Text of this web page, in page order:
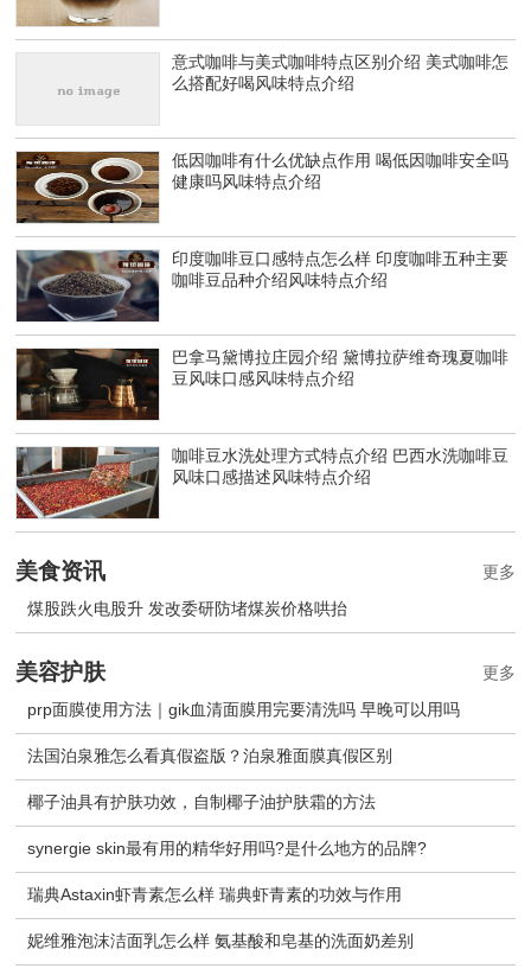
意式咖啡与美式咖啡特点区别介绍 美式咖啡怎
么搭配好喝风味特点介绍
低因咖啡有什么优缺点作用 喝低因咖啡安全吗
健康吗风味特点介绍
印度咖啡豆口感特点怎么样 印度咖啡五种主要
咖啡豆品种介绍风味特点介绍
巴拿马黛博拉庄园介绍 黛博拉萨维奇瑰夏咖啡
豆风味口感风味特点介绍
咖啡豆水洗处理方式特点介绍 巴西水洗咖啡豆
风味口感描述风味特点介绍
美食资讯
煤股跌火电股升 发改委研防堵煤炭价格哄抬
更多
美容护肤
prp面膜使用方法｜gik血清面膜用完要清洗吗 早晚可以用吗
法国泊泉雅怎么看真假盗版？泊泉雅面膜真假区别
椰子油具有护肤功效，自制椰子油护肤霜的方法
synergie skin最有用的精华好用吗?是什么地方的品牌?
瑞典Astaxin虾青素怎么样 瑞典虾青素的功效与作用
妮维雅泡沫洁面乳怎么样 氨基酸和皂基的洗面奶差别
更多